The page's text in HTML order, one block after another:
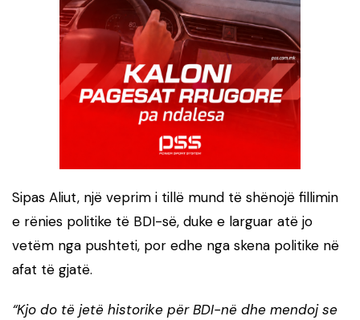
Sipas Aliut, një veprim i tillë mund të shënojë fillimin
e rënies politike të BDI-së, duke e larguar atë jo
vetëm nga pushteti, por edhe nga skena politike në
afat të gjatë.
“Kjo do të jetë historike për BDI-në dhe mendoj se